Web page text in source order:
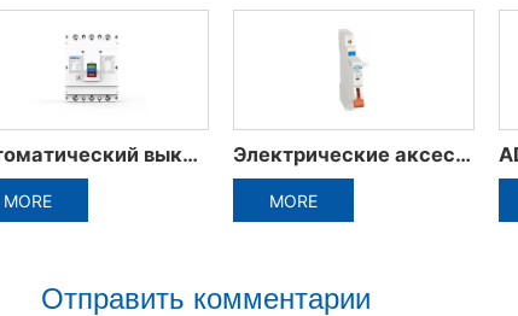
ADW5-1600 Пластиковая рамка интегрального выключателя ADW3-1600 Интеллектуальный универсальный автоматический выключатель
Отправить комментарии